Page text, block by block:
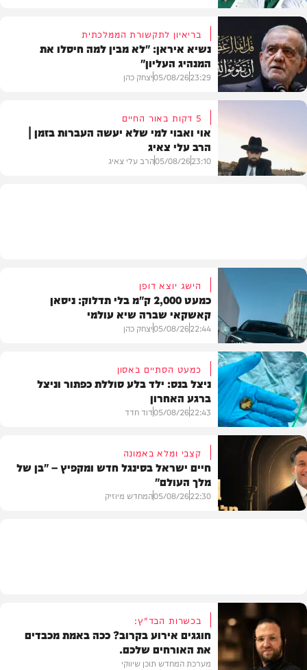
תוכן שיווקי
בעולם
בריאיון לתקשורת הממלכתית
נשיא איראן: "לא מבין למה חיסלו את
המנהיג העליון"
23:29
05/08/26יצחק כהן
5 דקות באור החיים
אוי ואבוי למי שלא יעשה העברות בזמן |
הרב עלי צאיג
23:10
05/08/26הרב עלי צאיג
חדשות הרכב
הישג יוצא דופן
כמעט 2,000 ק"מ בלי תדלוק: ניסאן
קאשקאי שברה שיא עולמי
22:44
05/08/26יצחק כהן
בריאות
כמעט הסתיים באסון
ניצל בנס: ילד בלע סוללת כפתור וניצל
ברגע האחרון
22:43
05/08/26דוד חדד
קצבי ומלא באמונה
חיים ישראל בסינגל חדש ומקפיץ – "בן של
מלך העולם"
22:30
05/08/26המחדש מיוזיק
בכשרות הבד"ץ:
חוגגים אירוע בקרוב? ככה באמת מכבדים
את האורחים שלכם.
מערכת המחדש תוכן שיווקי